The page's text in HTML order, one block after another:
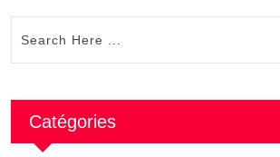
Catégories